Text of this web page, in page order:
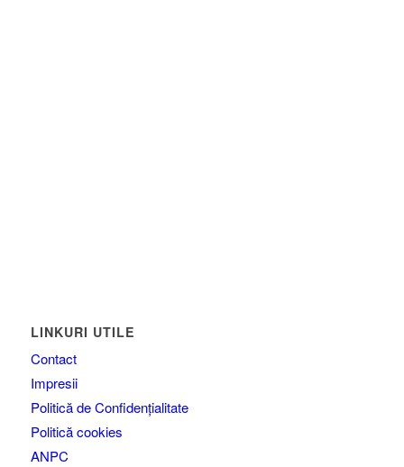
LINKURI UTILE
Contact
Impresii
Politică de Confidențialitate
Politică cookies
ANPC